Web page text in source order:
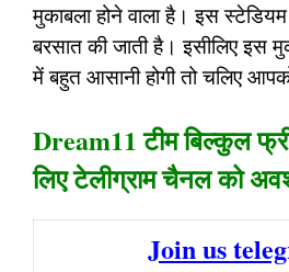
मुकाबला होने वाला है। इस
बरसात की जाती है। इसीलिए इस
में बहुत आसानी होगी तो चलिए
Dream11 टीम बिल्कुल
लिए टेलीग्राम चैनल को
Join us